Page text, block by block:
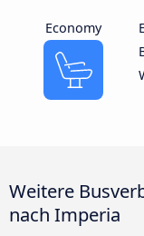
Economy
Weitere
nach Imperia